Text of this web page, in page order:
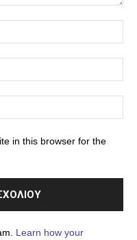
in this browser for the
Learn how your